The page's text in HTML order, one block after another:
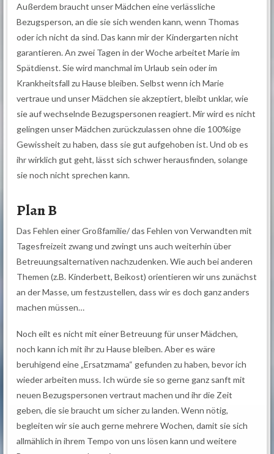
Außerdem braucht unser Mädchen eine verlässliche
Bezugsperson, an die sie sich wenden kann, wenn Thomas
oder ich nicht da sind. Das kann mir der Kindergarten nicht
garantieren. An zwei Tagen in der Woche arbeitet Marie im
Spätdienst. Sie wird manchmal im Urlaub sein oder im
Krankheitsfall zu Hause bleiben. Selbst wenn ich Marie
vertraue und unser Mädchen sie akzeptiert, bleibt unklar, wie
sie auf wechselnde Bezugspersonen reagiert. Mir wird es nicht
gelingen unser Mädchen zurückzulassen ohne die 100%ige
Gewissheit zu haben, dass sie gut aufgehoben ist. Und ob es
ihr wirklich gut geht, lässt sich schwer herausfinden, solange
sie noch nicht sprechen kann.
Plan B
Das Fehlen einer Großfamilie/ das Fehlen von Verwandten mit
Tagesfreizeit zwang und zwingt uns auch weiterhin über
Betreuungsalternativen nachzudenken. Wie auch bei anderen
Themen (z.B. Kinderbett, Beikost) orientieren wir uns zunächst
an der Masse, um festzustellen, dass wir es doch ganz anders
machen müssen…
Noch eilt es nicht mit einer Betreuung für unser Mädchen,
noch kann ich mit ihr zu Hause bleiben. Aber es wäre
beruhigend eine „Ersatzmama“ gefunden zu haben, bevor ich
wieder arbeiten muss. Ich würde sie so gerne ganz sanft mit
neuen Bezugspersonen vertraut machen und ihr die Zeit
geben, die sie braucht um sicher zu landen. Wenn nötig,
begleiten wir sie auch gerne mehrere Wochen, damit sie sich
allmählich in ihrem Tempo von uns lösen kann und weitere